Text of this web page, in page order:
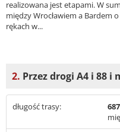
realizowana jest etapami. W
między Wrocławiem a Bardem
rękach w...
2. Przez drogi A4 i 88 i
długość trasy: